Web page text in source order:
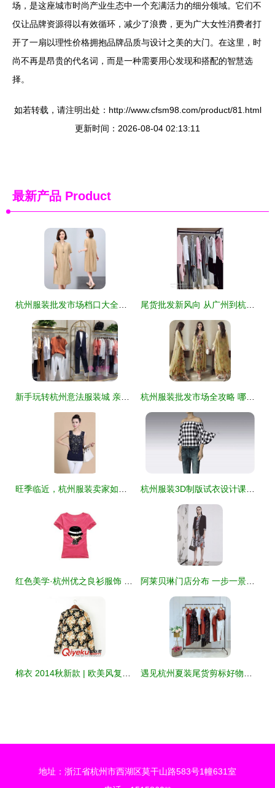
场，是这座城市时尚产业生态中一个充满活力的细分领域。它们不
仅让品牌资源得以有效循环，减少了浪费，更为广大女性消费者打
开了一扇以理性价格拥抱品牌品质与设计之美的大门。在这里，时
尚不再是昂贵的代名词，而是一种需要用心发现和搭配的智慧选
择。
如若转载，请注明出处：http://www.cfsm98.com/product/81.html
更新时间：2026-08-04 02:13:11
最新产品 Product
杭州服装批发市场档口大全及进货渠道指南——深度解析‘货捕头’服装产业带 尾货批发新风向 从广州到杭州，女装拿货如何选对作战路径
新手玩转杭州意法服装城 亲测有效的砍价技巧全攻略 杭州服装批发市场全攻略 哪个批发市场最好？
旺季临近，杭州服装卖家如何在亚马逊打一场漂亮的选品仗？ 杭州服装3D制版试衣设计课程价格与就业培训哪家好？深度解析杭州1949版师与淘学培训
红色美学·杭州优之良衫服饰 T恤与Polo衫的夏日韵律 阿莱贝琳门店分布 一步一景，杭州服装的无忧天梯
棉衣 2014秋新款 | 欧美风复古范外套演绎古典秋冬休闲潮 遇见杭州夏装尾货剪标好物｜一场19夏乔帛女装的处理寻宝记
地址：浙江省杭州市西湖区莫干山路583号1幢631室